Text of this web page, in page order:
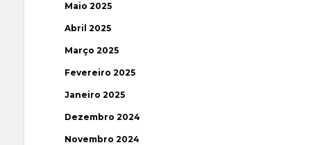
Maio 2025
Abril 2025
Março 2025
Fevereiro 2025
Janeiro 2025
Dezembro 2024
Novembro 2024